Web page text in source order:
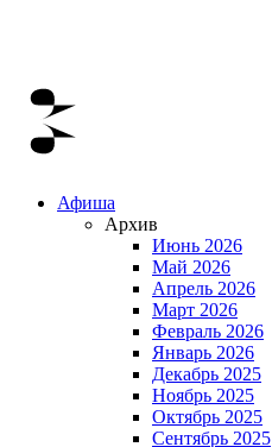
Афиша
Архив
Июнь 2026
Май 2026
Апрель 2026
Март 2026
Февраль 2026
Январь 2026
Декабрь 2025
Ноябрь 2025
Октябрь 2025
Сентябрь 2025